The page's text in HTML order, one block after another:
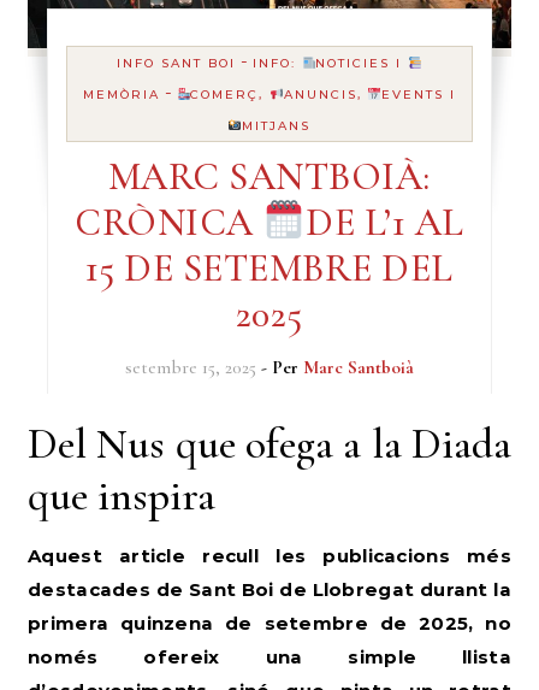
INFO SANT BOI - INFO:
NOTICIES I
MEMÒRIA - COMERÇ, ANUNCIS,
EVENTS I
MITJANS
MARC SANTBOIÀ:
CRÒNICA
DE L’1 AL
15 DE SETEMBRE DEL
2025
setembre 15, 2025 - Per Marc Santboià
Del Nus que ofega a la Diada
que inspira
Aquest article recull les publicacions més
destacades de Sant Boi de Llobregat durant la
primera quinzena de setembre de 2025, no
només ofereix una simple llista